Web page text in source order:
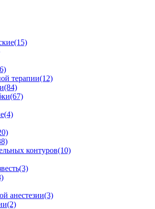
(15)
терапии(12)
(84)
(67)
(4)
контуров(10)
(3)
анестезии(3)
(2)